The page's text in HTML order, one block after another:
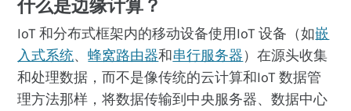
什么是边缘计算？
IoT 和分布式框架内的移动设备使用IoT 设备（如嵌
入式系统、蜂窝路由器和串行服务器）在源头收集
和处理数据，而不是像传统的云计算和IoT 数据管
理方法那样，将数据传输到中央服务器、数据中心